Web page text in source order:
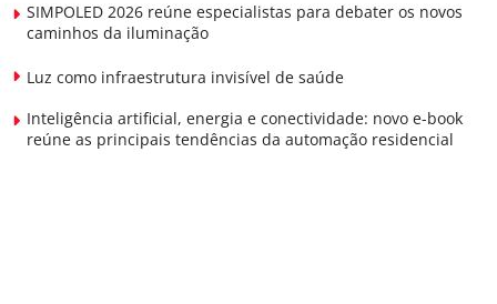
SIMPOLED 2026 reúne especialistas para debater os novos
caminhos da iluminação
Luz como infraestrutura invisível de saúde
Inteligência artificial, energia e conectividade: novo e-book
reúne as principais tendências da automação residencial